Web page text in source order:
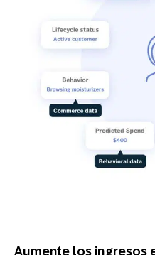
Aumente los ingresos